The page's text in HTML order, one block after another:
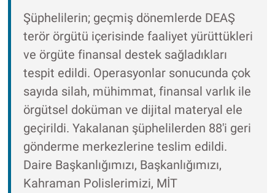
Şüphelilerin; geçmiş dönemlerde DEAŞ
terör örgütü içerisinde faaliyet yürüttükleri
ve örgüte finansal destek sağladıkları
tespit edildi. Operasyonlar sonucunda çok
sayıda silah, mühimmat, finansal varlık ile
örgütsel doküman ve dijital materyal ele
geçirildi. Yakalanan şüphelilerden 88'i geri
gönderme merkezlerine teslim edildi.
Daire Başkanlığımızı, Başkanlığımızı,
Kahraman Polislerimizi, MİT